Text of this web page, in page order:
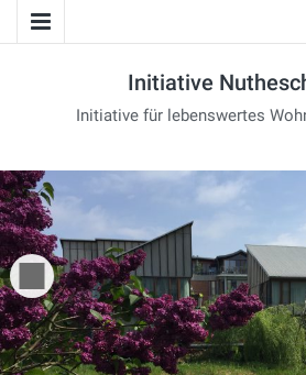
Initiative
Initiative für lebenswertes